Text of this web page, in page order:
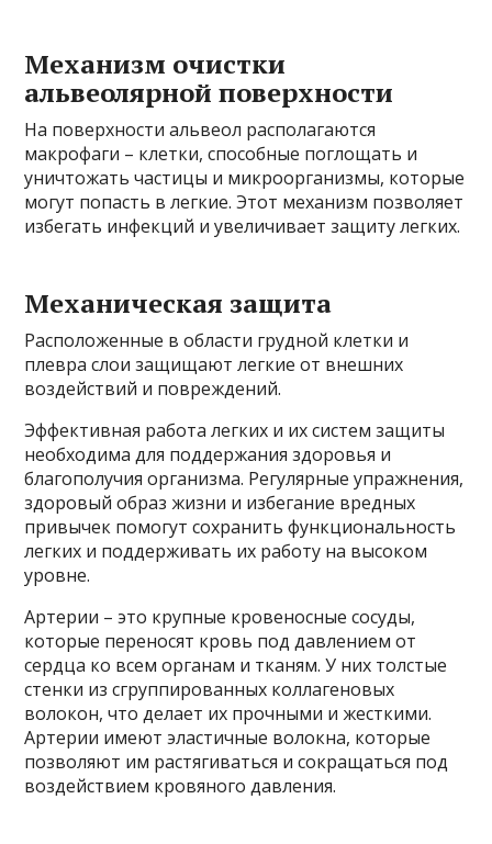
Механизм очистки
альвеолярной поверхности
На поверхности альвеол располагаются
макрофаги – клетки, способные поглощать и
уничтожать частицы и микроорганизмы, которые
могут попасть в легкие. Этот механизм позволяет
избегать инфекций и увеличивает защиту легких.
Механическая защита
Расположенные в области грудной клетки и
плевра слои защищают легкие от внешних
воздействий и повреждений.
Эффективная работа легких и их систем защиты
необходима для поддержания здоровья и
благополучия организма. Регулярные упражнения,
здоровый образ жизни и избегание вредных
привычек помогут сохранить функциональность
легких и поддерживать их работу на высоком
уровне.
Артерии – это крупные кровеносные сосуды,
которые переносят кровь под давлением от
сердца ко всем органам и тканям. У них толстые
стенки из сгруппированных коллагеновых
волокон, что делает их прочными и жесткими.
Артерии имеют эластичные волокна, которые
позволяют им растягиваться и сокращаться под
воздействием кровяного давления.